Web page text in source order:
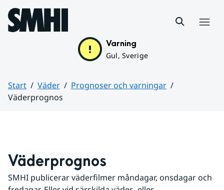
Hoppa till sidans innehåll
Varning
Gul, Sverige
Start Väder
Prognoser och varningar
Väderprognos
Väderprognos
SMHI publicerar väderfilmer måndagar, onsdagar och